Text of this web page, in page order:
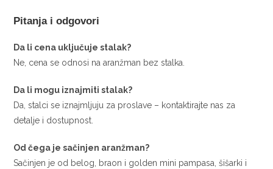
Pitanja i odgovori
Da li cena uključuje stalak?
Ne, cena se odnosi na aranžman bez stalka.
Da li mogu iznajmiti stalak?
Da, stalci se iznajmljuju za proslave – kontaktirajte nas za
detalje i dostupnost.
Od čega je sačinjen aranžman?
Sačinjen je od belog, braon i golden mini pampasa, šišarki i